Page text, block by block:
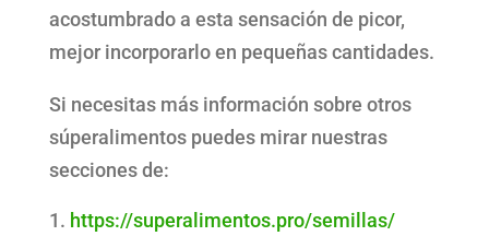
acostumbrado a esta sensación de picor,
mejor incorporarlo en pequeñas cantidades.
Si necesitas más información sobre otros
súperalimentos puedes mirar nuestras
secciones de:
https://superalimentos.pro/semillas/